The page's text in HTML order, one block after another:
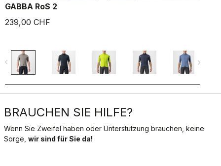
GABBA RoS 2
239,00 CHF
navigate_before navigate_next
BRAUCHEN SIE HILFE?
Wenn Sie Zweifel haben oder Unterstützung brauchen, keine
Sorge, wir sind für Sie da!